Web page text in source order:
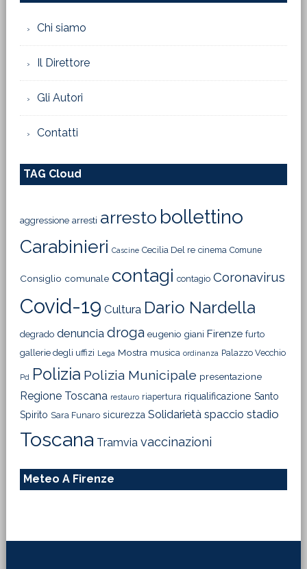
Chi siamo
Il Direttore
Gli Autori
Contatti
TAG Cloud
aggressione arresti arresto bollettino
Carabinieri Cascine Cecilia Del re cinema Comune
Consiglio comunale contagi contagio Coronavirus
Covid-19 Cultura Dario Nardella
degrado denuncia droga eugenio giani Firenze furto
gallerie degli uffizi Lega Mostra musica ordinanza Palazzo Vecchio
Pd Polizia Polizia Municipale presentazione
Regione Toscana restauro riapertura riqualificazione Santo
Spirito Sara Funaro sicurezza Solidarietà spaccio stadio
Toscana Tramvia vaccinazioni
Meteo A Firenze